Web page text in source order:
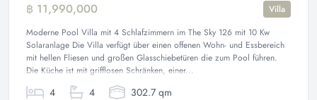
฿ 11,990,000
Villa
Moderne Pool Villa mit 4 Schlafzimmern im The Sky 126 mit 10 Kw
Solaranlage Die Villa verfügt über einen offenen Wohn- und Essbereich
mit hellen Fliesen und großen Glasschiebetüren die zum Pool führen.
Die Küche ist mit grifflosen Schränken, einer...
4 4
302.7 qm